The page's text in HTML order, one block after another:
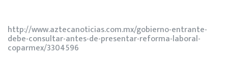
http://www.aztecanoticias.com.mx/gobierno-entrante-
debe-consultar-antes-de-presentar-reforma-laboral-
coparmex/3304596